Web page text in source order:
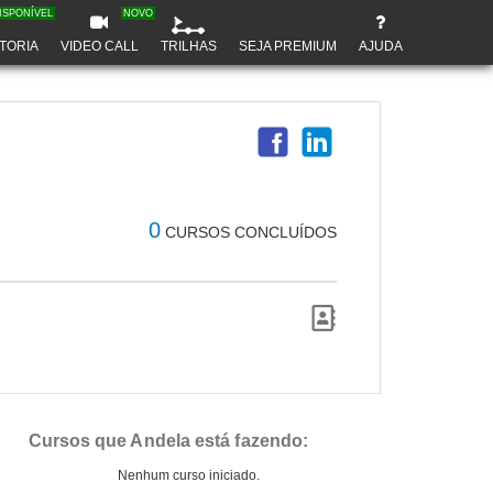
VIDEO CALL
NOVO
TRILHAS SEJA PREMIUM AJUDA
0 CURSOS CONCLUÍDOS
Cursos que Andela está fazendo:
Nenhum curso iniciado.